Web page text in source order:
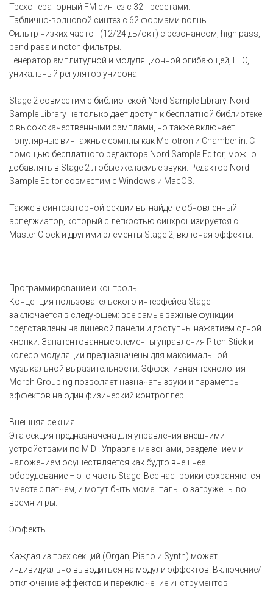
Трехоператорный FM синтез с 32 пресетами.
Таблично-волновой синтез с 62 формами волны
Фильтр низких частот (12/24 дБ/окт) с резонансом, high pass,
band pass и notch фильтры.
Генератор амплитудной и модуляционной огибающей, LFO,
уникальный регулятор унисона
Stage 2 совместим с библиотекой Nord Sample Library. Nord
Sample Library не только дает доступ к бесплатной библиотеке
с высококачественными сэмплами, но также включает
популярные винтажные сэмплы как Mellotron и Chamberlin. С
помощью бесплатного редактора Nord Sample Editor, можно
добавлять в Stage 2 любые желаемые звуки. Редактор Nord
Sample Editor совместим с Windows и MacOS.
Также в синтезаторной секции вы найдете обновленный
арпеджиатор, который с легкостью синхронизируется с
Master Clock и другими элементы Stage 2, включая эффекты.
Программирование и контроль
Концепция пользовательского интерфейса Stage
заключается в следующем: все самые важные функции
представлены на лицевой панели и доступны нажатием одной
кнопки. Запатентованные элементы управления Pitch Stick и
колесо модуляции предназначены для максимальной
музыкальной выразительности. Эффективная технология
Morph Grouping позволяет назначать звуки и параметры
эффектов на один физический контроллер.
Внешняя секция
Эта секция предназначена для управления внешними
устройствами по MIDI. Управление зонами, разделением и
наложением осуществляется как будто внешнее
оборудование – это часть Stage. Все настройки сохраняются
вместе с пэтчем, и могут быть моментально загружены во
время игры.
Эффекты
Каждая из трех секций (Organ, Piano и Synth) может
индивидуально выводиться на модули эффектов. Включение/
отключение эффектов и переключение инструментов